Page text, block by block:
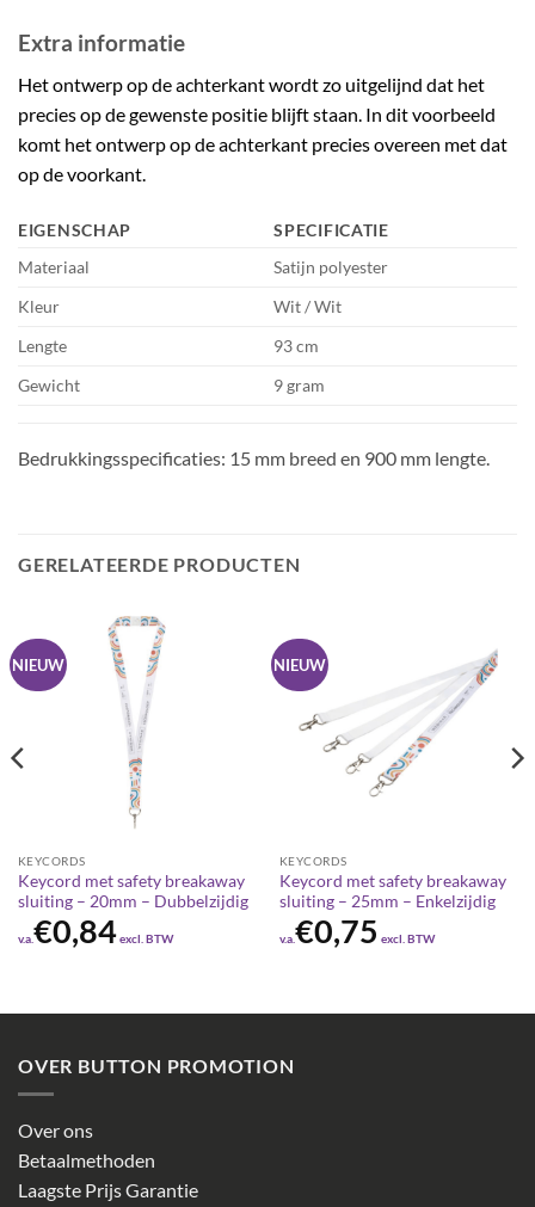
Extra informatie
Het ontwerp op de achterkant wordt zo uitgelijnd dat het
precies op de gewenste positie blijft staan. In dit voorbeeld
komt het ontwerp op de achterkant precies overeen met dat
op de voorkant.
EIGENSCHAP
SPECIFICATIE
Materiaal
Satijn polyester
Kleur
Wit / Wit
Lengte
93 cm
Gewicht
9 gram
Bedrukkingsspecificaties: 15 mm breed en 900 mm lengte.
GERELATEERDE PRODUCTEN
NIEUW
KEYCORDS
Keycord met safety breakaway
sluiting – 20mm – Dubbelzijdig
v.a.€0,84excl. BTW
NIEUW
KEYCORDS
Keycord met safety breakaway
sluiting – 25mm – Enkelzijdig
v.a.€0,75 excl. BTW
OVER BUTTON PROMOTION
Over ons
Betaalmethoden
Laagste Prijs Garantie